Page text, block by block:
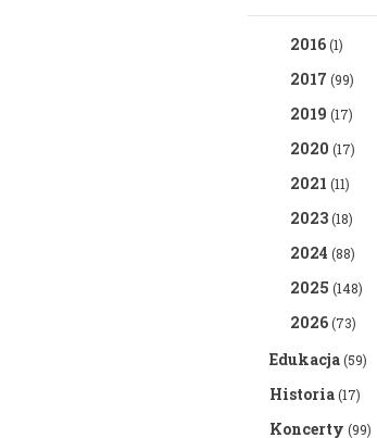
2016(1)
2017 (99)
2019 (17)
2020 (17)
2021 (11)
2023(18)
2024 (88)
2025 (148)
2026(73)
Edukacja(59)
Historia(17)
Koncerty (99)